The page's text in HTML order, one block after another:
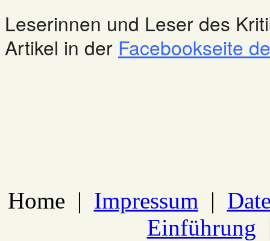
Leserinnen und Leser des
Artikel in der Facebookseite
Home | Impressum |
Einführung